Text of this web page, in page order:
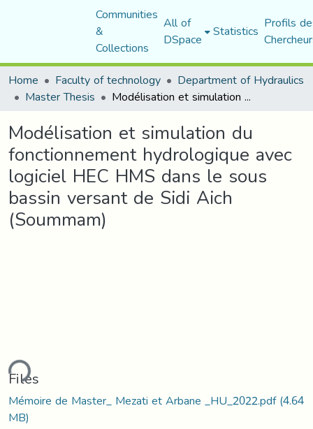
Communities
&
Collections
All of
DSpace Statistics Profils
Home
Faculty of technology Department of Hydraulics
Master Thesis Modélisation et simulation du fonctionnement hydrologique avec logiciel HEC HMS dans le sous bassin versant de Sidi Aich (Soummam)
Modélisation et simulation du
fonctionnement hydrologique avec
logiciel HEC HMS dans le sous
bassin versant de Sidi Aich
(Soummam)
Files
Mémoire de Master_ Mezati et Arbane _HU_2022.pdf(4.64
MB)